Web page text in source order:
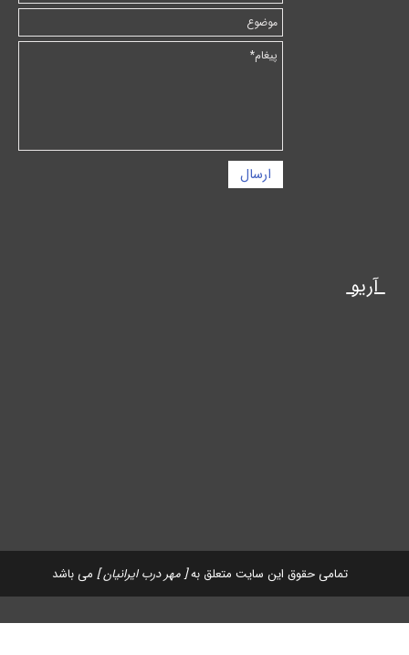
ارسال
تمامی حقوق این سایت متعلق به[ مهر درب ایرانیان ] می باشد
آریو